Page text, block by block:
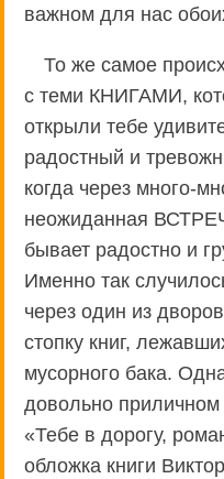
важном для нас
То же самое
с теми КНИГАМИ,
открыли тебе
радостный и
когда через много-
неожиданная
бывает радостно и
Именно так
через один из
стопку книг,
мусорного бака.
довольно приличном
«Тебе в дорогу,
обложка книги